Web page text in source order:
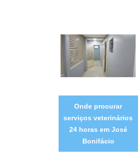
Onde procurar
serviços veterinários
24 horas em José
Bonifácio